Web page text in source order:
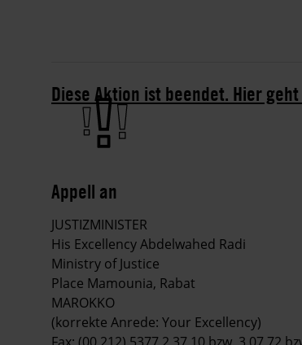
Diese Aktion ist beendet. Hier
Appell an
JUSTIZMINISTER
His Excellency Abdelwahed Radi
Ministry of Justice
Place Mamounia, Rabat
MAROKKO
(korrekte Anrede: Your Excellency)